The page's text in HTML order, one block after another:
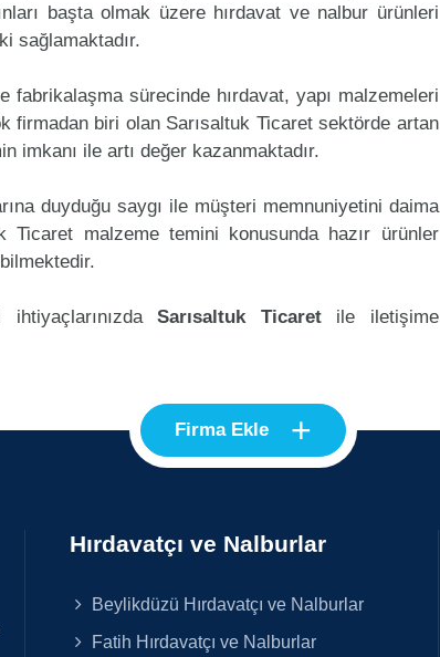
başta olmak üzere hırdavat ve nalbur ürünleri
sağlamaktadır.
sürecinde hırdavat, yapı malzemeleri
firmadan biri olan Sarısaltuk Ticaret sektörde artan
imkanı ile artı değer kazanmaktadır.
duyduğu saygı ile müşteri memnuniyetini daima
Ticaret malzeme temini konusunda hazır ürünler
ihtiyaçlarınızdaSarısaltuk Ticaretile iletişime
Firma Ekle +
Hırdavatçı ve Nalburlar
Beylikdüzü Hırdavatçı ve Nalburlar
Fatih Hırdavatçı ve Nalburlar